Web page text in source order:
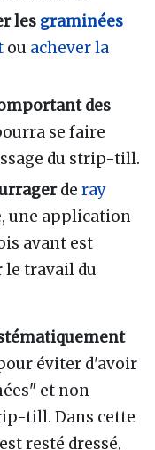
les graminées
ou achever la
des
se faire
du strip-till.
deray
une application
avant est
travail du
éviter d'avoir
et non
till. Dans cette
resté dressé,